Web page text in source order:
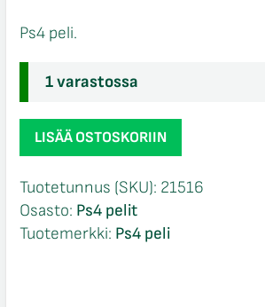
Ps4 peli.
1 varastossa
Murdered
Soul
Ps4
määrä
LISÄÄ OSTOSKORIIN
Tuotetunnus (SKU): 21516
Osasto: Ps4 pelit
Tuotemerkki: Ps4 peli